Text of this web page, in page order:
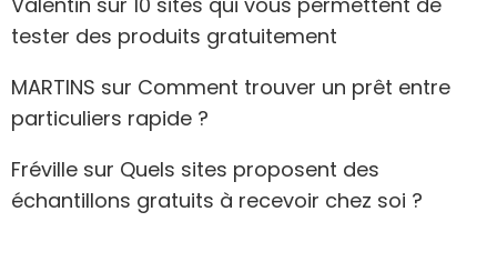
tester des produits gratuitement
MARTINS sur Comment trouver un prêt entre
particuliers rapide ?
Fréville sur Quels sites proposent des
échantillons gratuits à recevoir chez soi ?